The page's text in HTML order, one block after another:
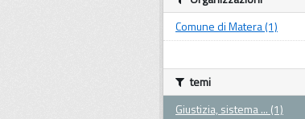
Comune di Matera (1)
temi
Giustizia, sistema ... (1)